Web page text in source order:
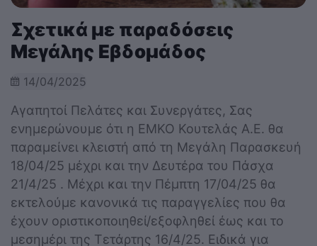
Σχετικά με παραδόσεις
Μεγάλης Εβδομάδος
14/04/2025
Αγαπητοί Πελάτες και Συνεργάτες, Σας
ενημερώνουμε ότι η EMKO Κουτελάς Α.Ε. θα
παραμείνει κλειστή από τη Μεγάλη Παρασκευή
18/04/25 μέχρι και την Δευτέρα του Πάσχα
21/4/25 . Μέχρι και την Πέμπτη 17/04/25 θα
εκτελούμε κανονικά τις παραγγελίες που θα
έχουν οριστικοποιηθεί/εξοφληθεί έως και το
μεσημέρι της Τετάρτης 16/4/25. Ειδικά για